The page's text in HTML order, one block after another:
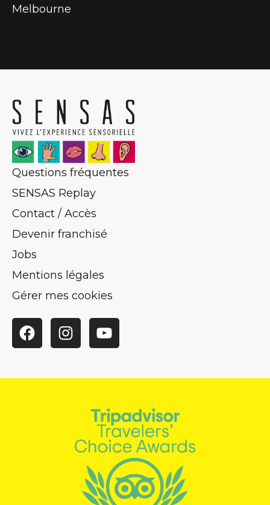
Melbourne
Questions fréquentes
SENSAS Replay
Contact / Accès
Devenir franchisé
Jobs
Mentions légales
Gérer mes cookies
FacebookInstagramYouTube